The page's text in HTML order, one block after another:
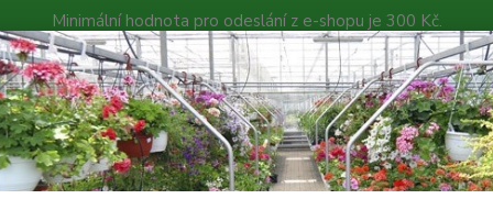
Minimální hodnota pro odeslání z e-shopu je 300 Kč.
můžete čekat nejpozději v následujícím týdnu po přijetí
Poradna Kontakty
Hledat